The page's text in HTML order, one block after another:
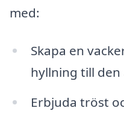
med:
Skapa en
hyllning till den
Erbjuda tröst